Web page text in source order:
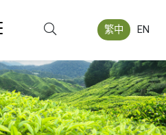
繁中 EN